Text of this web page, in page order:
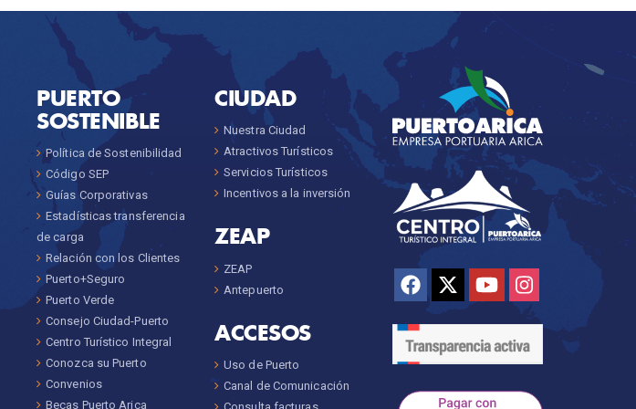
PUERTO
SOSTENIBLE
Política de Sostenibilidad
Código SEP
Guías Corporativas
Estadísticas transferencia
de carga
Relación con los Clientes
Puerto+Seguro
Puerto Verde
Consejo Ciudad-Puerto
Centro Turístico Integral
Conozca su Puerto
Convenios
Becas Puerto Arica
CIUDAD
Nuestra Ciudad
Atractivos Turísticos
Servicios Turísticos
Incentivos a la inversión
ZEAP
ZEAP
Antepuerto
ACCESOS
Uso de Puerto
Canal de Comunicación